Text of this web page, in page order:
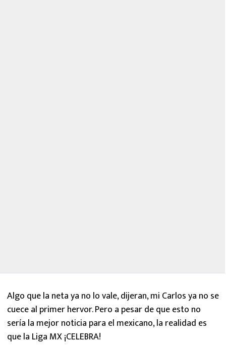
Algo que la neta ya no lo vale, dijeran, mi Carlos ya no se
cuece al primer hervor. Pero a pesar de que esto no
sería la mejor noticia para el mexicano, la realidad es
que la Liga MX ¡CELEBRA!